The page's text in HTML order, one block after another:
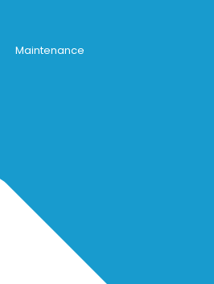
Maintenance